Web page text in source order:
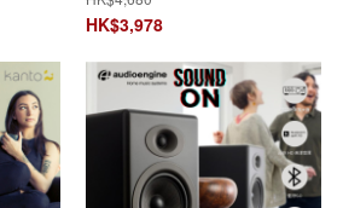
你防水藍牙喇叭 (顏色隨機派
送)】**限時購**
HK$3,978